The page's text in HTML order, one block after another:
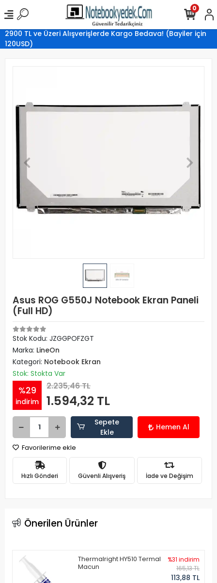
2900 TL ve Üzeri Alışverişlerde Kargo Bedava! (Bayiler için
120USD)
0
Asus ROG G550J Notebook Ekran Paneli
(Full HD)
Stok Kodu: JZGGPOFZGT
Marka: LineOn
Kategori: Notebook Ekran
Stok: Stokta Var
%29
indirim
2.235,46 TL
1.594,32 TL
Sepete
Ekle
Hemen Al
Favorilerime ekle
Hızlı Gönderi Güvenli Alışveriş İade ve Değişim
Önerilen Ürünler
Thermalright HY510 Termal
Macun
%31 indirim
165,13 TL
113,88 TL